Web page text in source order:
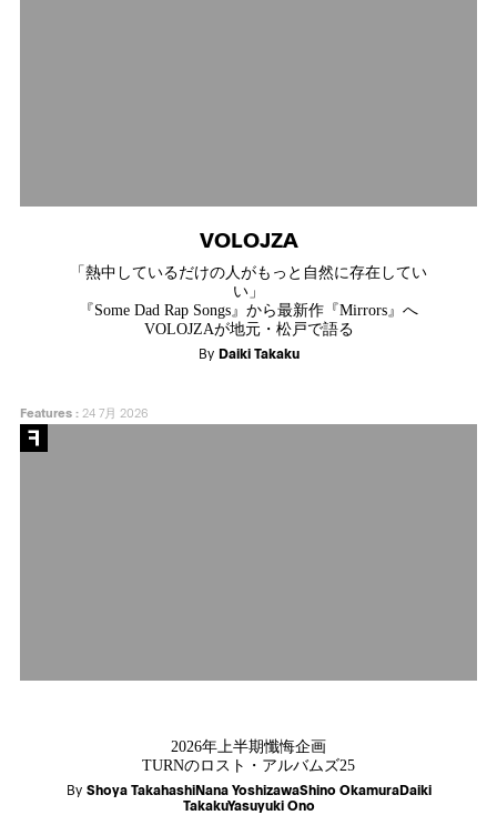
VOLOJZA
「熱中しているだけの人がもっと自然に存在してい
い」
『Some Dad Rap Songs』から最新作『Mirrors』へ
VOLOJZAが地元・松戸で語る
By Daiki Takaku
Features:24 7月 2026
2026年上半期懺悔企画
TURNのロスト・アルバムズ25
By Shoya TakahashiNana YoshizawaShino OkamuraDaiki
TakakuYasuyuki Ono